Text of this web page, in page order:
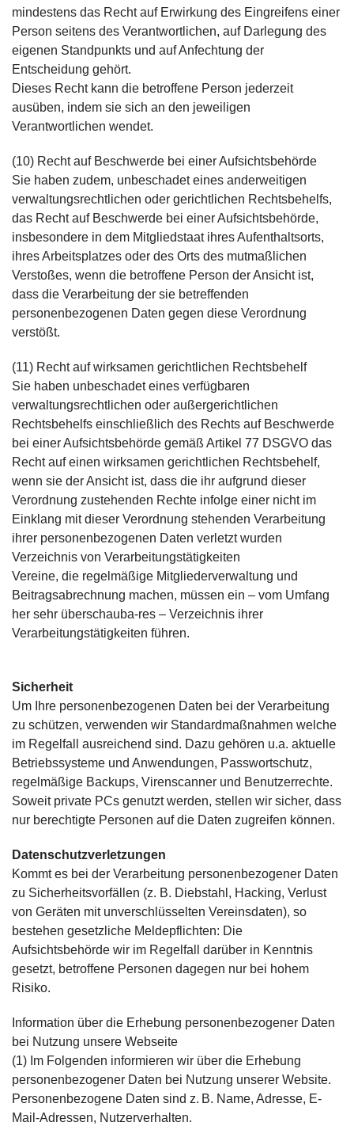
mindestens das Recht auf Erwirkung des Eingreifens einer
Person seitens des Verantwortlichen, auf Darlegung des
eigenen Standpunkts und auf Anfechtung der
Entscheidung gehört.
Dieses Recht kann die betroffene Person jederzeit
ausüben, indem sie sich an den jeweiligen
Verantwortlichen wendet.
(10) Recht auf Beschwerde bei einer Aufsichtsbehörde
Sie haben zudem, unbeschadet eines anderweitigen
verwaltungsrechtlichen oder gerichtlichen Rechtsbehelfs,
das Recht auf Beschwerde bei einer Aufsichtsbehörde,
insbesondere in dem Mitgliedstaat ihres Aufenthaltsorts,
ihres Arbeitsplatzes oder des Orts des mutmaßlichen
Verstoßes, wenn die betroffene Person der Ansicht ist,
dass die Verarbeitung der sie betreffenden
personenbezogenen Daten gegen diese Verordnung
verstößt.
(11) Recht auf wirksamen gerichtlichen Rechtsbehelf
Sie haben unbeschadet eines verfügbaren
verwaltungsrechtlichen oder außergerichtlichen
Rechtsbehelfs einschließlich des Rechts auf Beschwerde
bei einer Aufsichtsbehörde gemäß Artikel 77 DSGVO das
Recht auf einen wirksamen gerichtlichen Rechtsbehelf,
wenn sie der Ansicht ist, dass die ihr aufgrund dieser
Verordnung zustehenden Rechte infolge einer nicht im
Einklang mit dieser Verordnung stehenden Verarbeitung
ihrer personenbezogenen Daten verletzt wurden
Verzeichnis von Verarbeitungstätigkeiten
Vereine, die regelmäßige Mitgliederverwaltung und
Beitragsabrechnung machen, müssen ein – vom Umfang
her sehr überschauba-res – Verzeichnis ihrer
Verarbeitungstätigkeiten führen.
Sicherheit
Um Ihre personenbezogenen Daten bei der Verarbeitung
zu schützen, verwenden wir Standardmaßnahmen welche
im Regelfall ausreichend sind. Dazu gehören u.a. aktuelle
Betriebssysteme und Anwendungen, Passwortschutz,
regelmäßige Backups, Virenscanner und Benutzerrechte.
Soweit private PCs genutzt werden, stellen wir sicher, dass
nur berechtigte Personen auf die Daten zugreifen können.
Datenschutzverletzungen
Kommt es bei der Verarbeitung personenbezogener Daten
zu Sicherheitsvorfällen (z. B. Diebstahl, Hacking, Verlust
von Geräten mit unverschlüsselten Vereinsdaten), so
bestehen gesetzliche Meldepflichten: Die
Aufsichtsbehörde wir im Regelfall darüber in Kenntnis
gesetzt, betroffene Personen dagegen nur bei hohem
Risiko.
Information über die Erhebung personenbezogener Daten
bei Nutzung unsere Webseite
(1) Im Folgenden informieren wir über die Erhebung
personenbezogener Daten bei Nutzung unserer Website.
Personenbezogene Daten sind z. B. Name, Adresse, E-
Mail-Adressen, Nutzerverhalten.